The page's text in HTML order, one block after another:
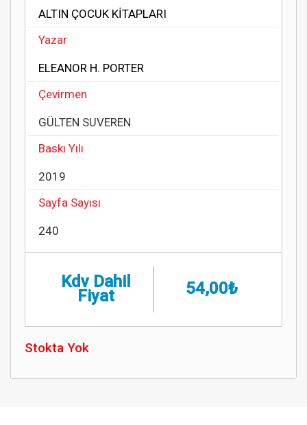
ALTIN ÇOCUK KİTAPLARI
Yazar
ELEANOR H. PORTER
Çevirmen
GÜLTEN SUVEREN
Baskı Yılı
2019
Sayfa Sayısı
240
Kdv Dahil
Fiyat 54,00₺
Stokta Yok